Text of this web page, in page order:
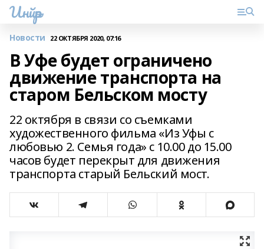
Инйәр
Новости 22 ОКТЯБРЯ 2020, 07:16
В Уфе будет ограничено
движение транспорта на
старом Бельском мосту
22 октября в связи со съемками
художественного фильма «Из Уфы с
любовью 2. Семья года» с 10.00 до 15.00
часов будет перекрыт для движения
транспорта старый Бельский мост.